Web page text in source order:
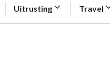
Uitrusting Travel